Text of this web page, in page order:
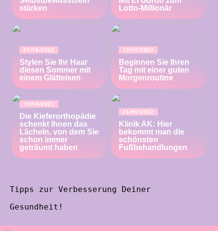
stärken
Lotto-Millionär
21/10/2022
Stylen Sie Ihr Haar
diesen Sommer mit
einem Glätteisen
17/10/2022
Beginnen Sie Ihren
Tag mit einer guten
Morgenroutine
13/10/2022
Die Kieferorthopädie
schenkt Ihnen das
Lächeln, von dem Sie
schon immer
geträumt haben
25/09/2022
Klinik AK: Hier
bekommt man die
schönsten
Fußbehandlungen
Tipps zur Verbesserung Deiner
Gesundheit!